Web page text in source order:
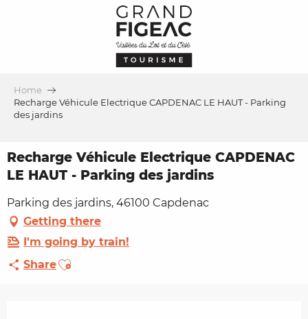
Home
Recharge Véhicule Electrique CAPDENAC LE HAUT - Parking
des jardins
Recharge Véhicule Electrique CAPDENAC
LE HAUT - Parking des jardins
Parking des jardins, 46100 Capdenac
Getting there
I'm going by train!
ShareAjouter aux favoris